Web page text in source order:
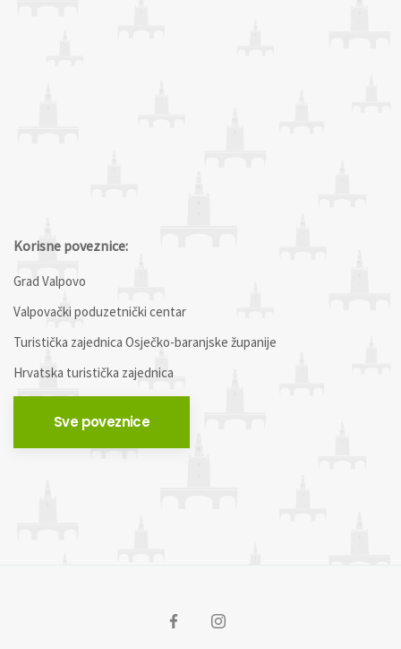
Korisne poveznice:
Grad Valpovo
Valpovački poduzetnički centar
Turistička zajednica Osječko-baranjske županije
Hrvatska turistička zajednica
Sve poveznice